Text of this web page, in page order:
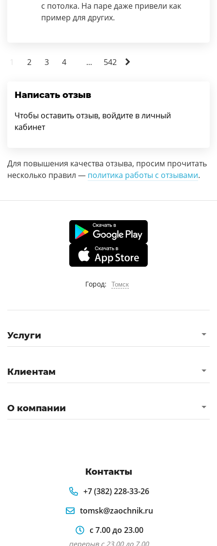
с потолка. На паре даже привели как
пример для других.
1 2 3 4 ... 542
Написать отзыв
Чтобы оставить отзыв, войдите в личный
кабинет
Для повышения качества отзыва, просим прочитать
несколько правил — политика работы с отзывами.
Город: Томск
Услуги
Клиентам
О компании
Контакты
+7 (382) 228-33-26
tomsk@zaochnik.ru
с 7.00 до 23.00
перерыв с 23.00 до 7.00